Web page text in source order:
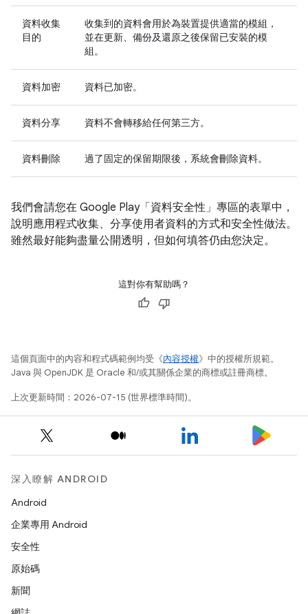
資料收集
目的
收集到的資料會用於為裝置提供適當的模組，
並在更新、備份及還原之後保留已安裝的模
組。
資料加密 資料已加密。
資料分享 資料不會轉移給任何第三方。
資料刪除 過了固定的保留期限後，系統會刪除資料。
我們會請您在 Google Play「資料安全性」專區的表單中，
說明應用程式收集、分享使用者資料的方式和安全性做法。
雖然最好能夠盡量公開透明，但如何填答仍由您決定。
這對你有幫助嗎？
這個頁面中的內容和程式碼範例均受《內容授權》中的授權所規範。
Java 與 OpenJDK 是 Oracle 和/或其關係企業的商標或註冊商標。
上次更新時間：2026-07-15 (世界標準時間)。
深入瞭解 ANDROID
Android
企業專用 Android
安全性
原始碼
新聞